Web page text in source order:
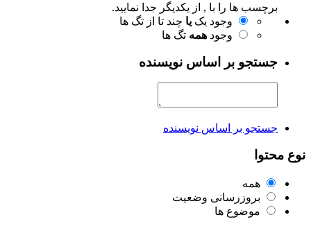
برچسب ها را با , از یکدیگر جدا نمایید.
وجود یک یا چند تا از تگ ها
وجود همه تگ ها
جستجو بر اساس نویسنده
جستجو بر اساس نویسنده
نوع محتوا
همه
بروزرسانی وضعیت
موضوع ها